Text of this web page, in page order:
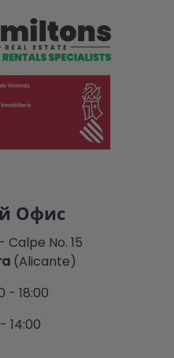
Офис
No. 15
(Alicante)
- 18:00
14:00